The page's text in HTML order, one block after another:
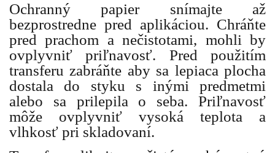
Ochranný papier snímajte až
bezprostredne pred aplikáciou. Chráňte
pred prachom a nečistotami, mohli by
ovplyvniť priľnavosť. Pred použitím
transferu zabráňte aby sa lepiaca plocha
dostala do styku s inými predmetmi
alebo sa prilepila o seba. Priľnavosť
môže ovplyvniť vysoká teplota a
vlhkosť pri skladovaní.